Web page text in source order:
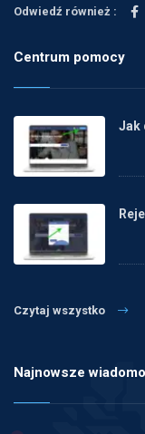
Odwiedź również :
Centrum pomocy
Jak
Czytaj wszystko
Najnowsze